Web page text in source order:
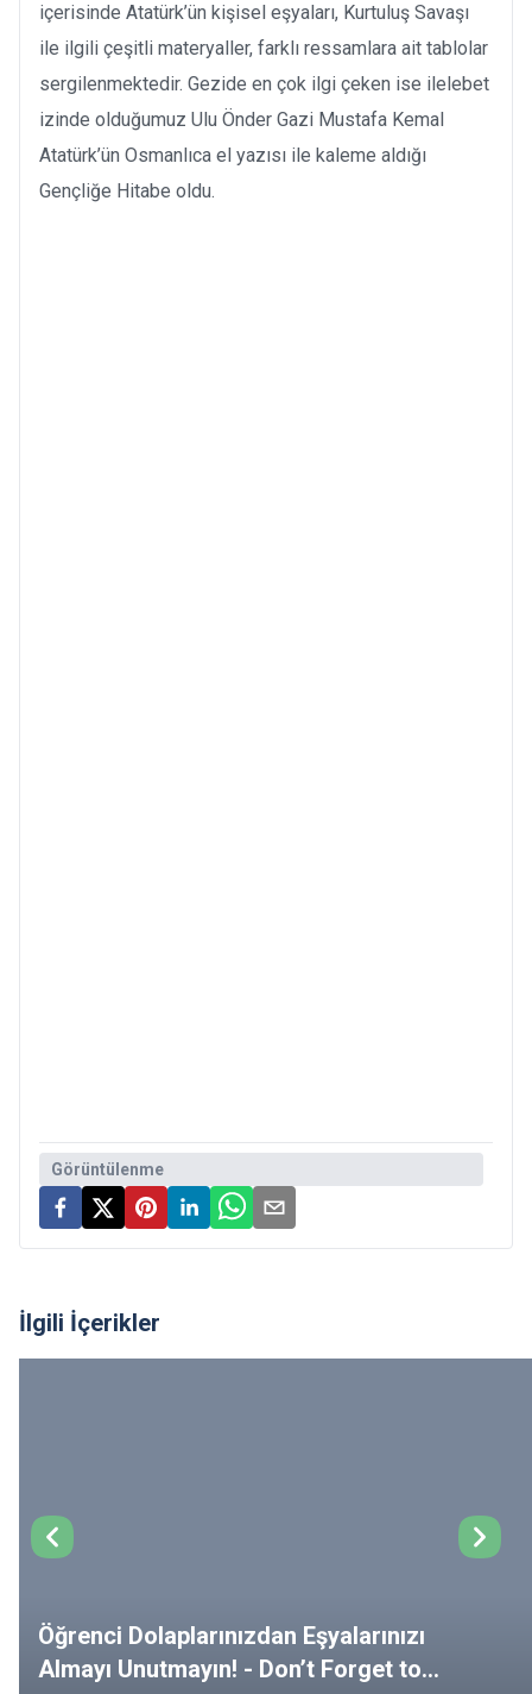
içerisinde Atatürk’ün kişisel eşyaları, Kurtuluş Savaşı
ile ilgili çeşitli materyaller, farklı ressamlara ait tablolar
sergilenmektedir. Gezide en çok ilgi çeken ise ilelebet
izinde olduğumuz Ulu Önder Gazi Mustafa Kemal
Atatürk’ün Osmanlıca el yazısı ile kaleme aldığı
Gençliğe Hitabe oldu.
Görüntülenme
İlgili İçerikler
Öğrenci Dolaplarınızdan Eşyalarınızı
Almayı Unutmayın! - Don’t Forget to